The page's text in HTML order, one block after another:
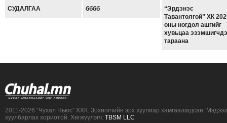
СУДАЛГАА бббб
“Эрдэнэс
Тавантолгой” ХК
оны ногдол ашгийг
хувьцаа
тараана
2011-2026 “Чухал Ньюс” ХХК. Зохиогчийн эрх хуулиар хамгаалагдсан.
хуулбарлах хориотой. Хөгжүүлэгч: TBSM LLC